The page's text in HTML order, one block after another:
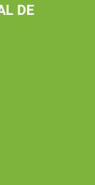
DE